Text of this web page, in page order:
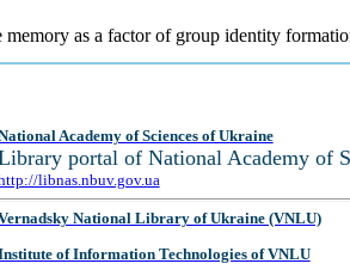
as a factor of group identity
Academy of Sciences of Ukraine
portal of National Academy of
libnas.nbuv.gov.ua
National Library of Ukraine (VNLU)
of Information Technologies of VNLU